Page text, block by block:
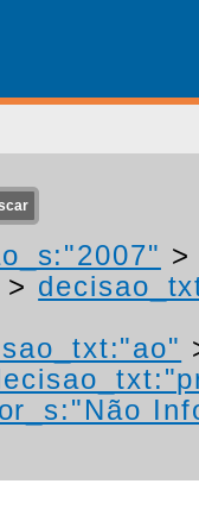
>
>